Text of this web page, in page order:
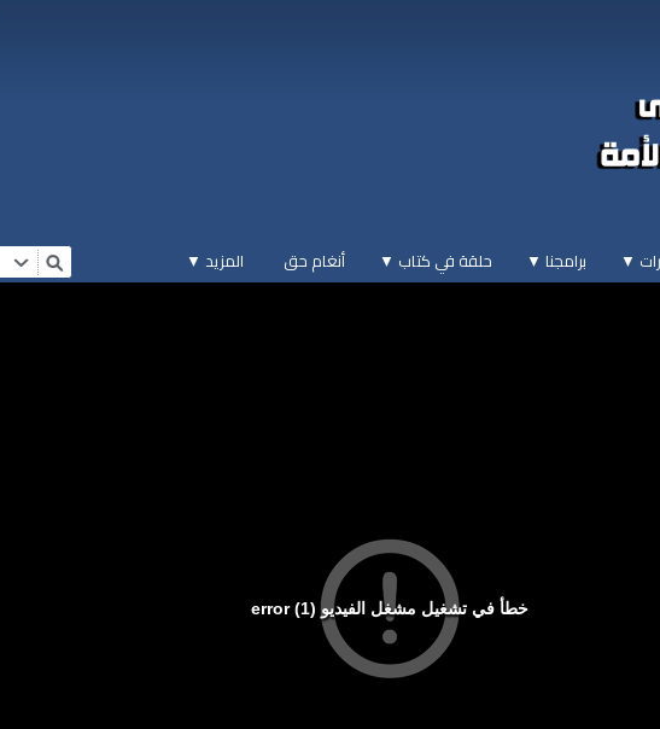
▼ برامجنا ▼ حلقة في كتاب ▼ أنغام حق المزيد ▼
خطأ في تشغيل مشغل الفيديو (1) error